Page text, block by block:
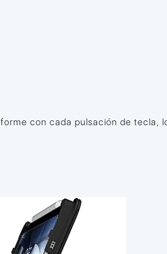
con cada pulsación de tecla,